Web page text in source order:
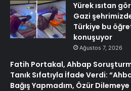
Yürek ısıtan
Gazi
Türkiye bu
konuşuyor
Ağustos 7, 2026
Fatih Portakal, Ahbap
Tanık Sıfatıyla İfade Verdi:
Bağış Yapmadım, Özür Dilemeye